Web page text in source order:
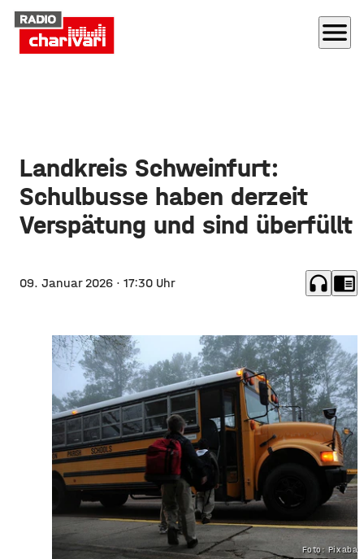
menu
Landkreis Schweinfurt:
Schulbusse haben derzeit
Verspätung und sind überfüllt
09. Januar 2026 · 17:30 Uhr headphones chrome_reader_mode
Foto: